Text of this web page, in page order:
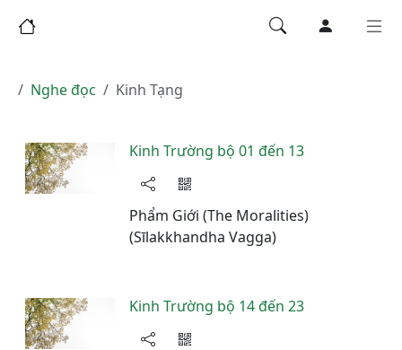
Nghe đọc Kinh Tạng
Kinh Trường bộ 01 đến 13
Phẩm Giới (The Moralities)
(Sīlakkhandha Vagga)
Kinh Trường bộ 14 đến 23